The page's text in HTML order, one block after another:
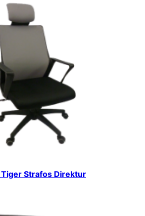
Strafos Direktur